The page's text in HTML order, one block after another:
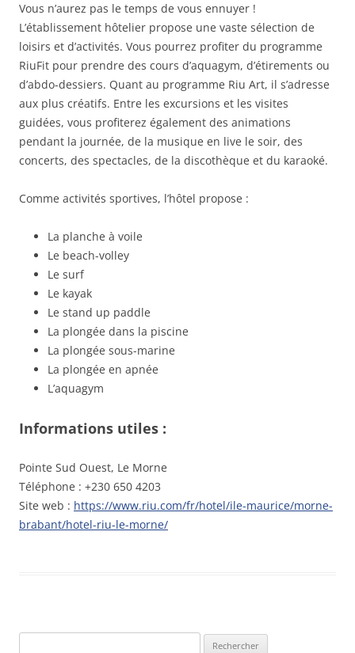
Vous n’aurez pas le temps de vous ennuyer !
L’établissement hôtelier propose une vaste sélection de
loisirs et d’activités. Vous pourrez profiter du programme
RiuFit pour prendre des cours d’aquagym, d’étirements ou
d’abdo-dessiers. Quant au programme Riu Art, il s’adresse
aux plus créatifs. Entre les excursions et les visites
guidées, vous profiterez également des animations
pendant la journée, de la musique en live le soir, des
concerts, des spectacles, de la discothèque et du karaoké.
Comme activités sportives, l’hôtel propose :
La planche à voile
Le beach-volley
Le surf
Le kayak
Le stand up paddle
La plongée dans la piscine
La plongée sous-marine
La plongée en apnée
L’aquagym
Informations utiles :
Pointe Sud Ouest, Le Morne
Téléphone : +230 650 4203
Site web : https://www.riu.com/fr/hotel/ile-maurice/morne-
brabant/hotel-riu-le-morne/